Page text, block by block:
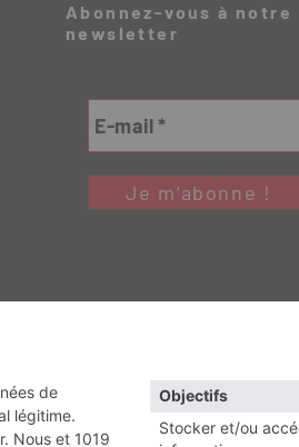
Abonnez-vous à notre
newsletter
Escapade Maisons A Vivre Retour